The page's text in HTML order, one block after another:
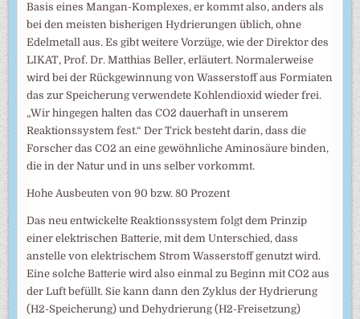
Basis eines Mangan-Komplexes, er kommt also, anders als
bei den meisten bisherigen Hydrierungen üblich, ohne
Edelmetall aus. Es gibt weitere Vorzüge, wie der Direktor des
LIKAT, Prof. Dr. Matthias Beller, erläutert. Normalerweise
wird bei der Rückgewinnung von Wasserstoff aus Formiaten
das zur Speicherung verwendete Kohlendioxid wieder frei.
„Wir hingegen halten das CO2 dauerhaft in unserem
Reaktionssystem fest.“ Der Trick besteht darin, dass die
Forscher das CO2 an eine gewöhnliche Aminosäure binden,
die in der Natur und in uns selber vorkommt.
Hohe Ausbeuten von 90 bzw. 80 Prozent
Das neu entwickelte Reaktionssystem folgt dem Prinzip
einer elektrischen Batterie, mit dem Unterschied, dass
anstelle von elektrischem Strom Wasserstoff genutzt wird.
Eine solche Batterie wird also einmal zu Beginn mit CO2 aus
der Luft befüllt. Sie kann dann den Zyklus der Hydrierung
(H2-Speicherung) und Dehydrierung (H2-Freisetzung)